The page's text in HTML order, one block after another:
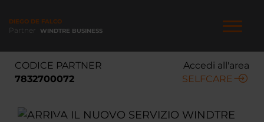
contenuto
DIEGO DE FALCO
Partner WINDTRE BUSINESS
CODICE PARTNER
7832700072
Accedi all'area
SELFCARE
NAVIGAZIONE
PRINCIPALE